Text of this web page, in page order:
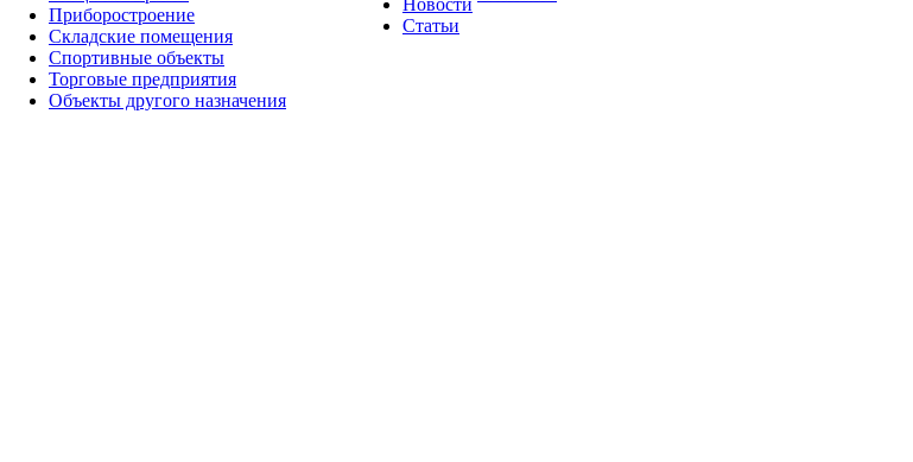
Приборостроение
Складские помещения
Спортивные объекты
Торговые предприятия
Объекты другого назначения
Новости
Статьи